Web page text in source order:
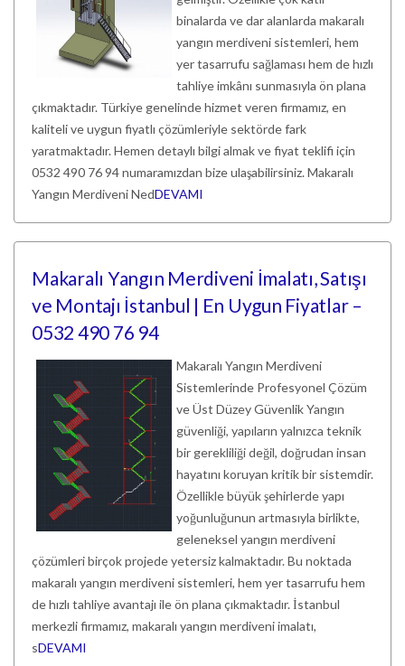
binalarda ve dar alanlarda makaralı
yangın merdiveni sistemleri, hem
yer tasarrufu sağlaması hem de hızlı
tahliye imkânı sunmasıyla ön plana
çıkmaktadır. Türkiye genelinde hizmet veren firmamız, en
kaliteli ve uygun fiyatlı çözümleriyle sektörde fark
yaratmaktadır. Hemen detaylı bilgi almak ve fiyat teklifi için
0532 490 76 94 numaramızdan bize ulaşabilirsiniz. Makaralı
Yangın Merdiveni NedDEVAMI
Makaralı Yangın Merdiveni İmalatı, Satışı
ve Montajı İstanbul | En Uygun Fiyatlar –
0532 490 76 94
Makaralı Yangın Merdiveni
Sistemlerinde Profesyonel Çözüm
ve Üst Düzey Güvenlik Yangın
güvenliği, yapıların yalnızca teknik
bir gerekliliği değil, doğrudan insan
hayatını koruyan kritik bir sistemdir.
Özellikle büyük şehirlerde yapı
yoğunluğunun artmasıyla birlikte,
geleneksel yangın merdiveni
çözümleri birçok projede yetersiz kalmaktadır. Bu noktada
makaralı yangın merdiveni sistemleri, hem yer tasarrufu hem
de hızlı tahliye avantajı ile ön plana çıkmaktadır. İstanbul
merkezli firmamız, makaralı yangın merdiveni imalatı,
sDEVAMI